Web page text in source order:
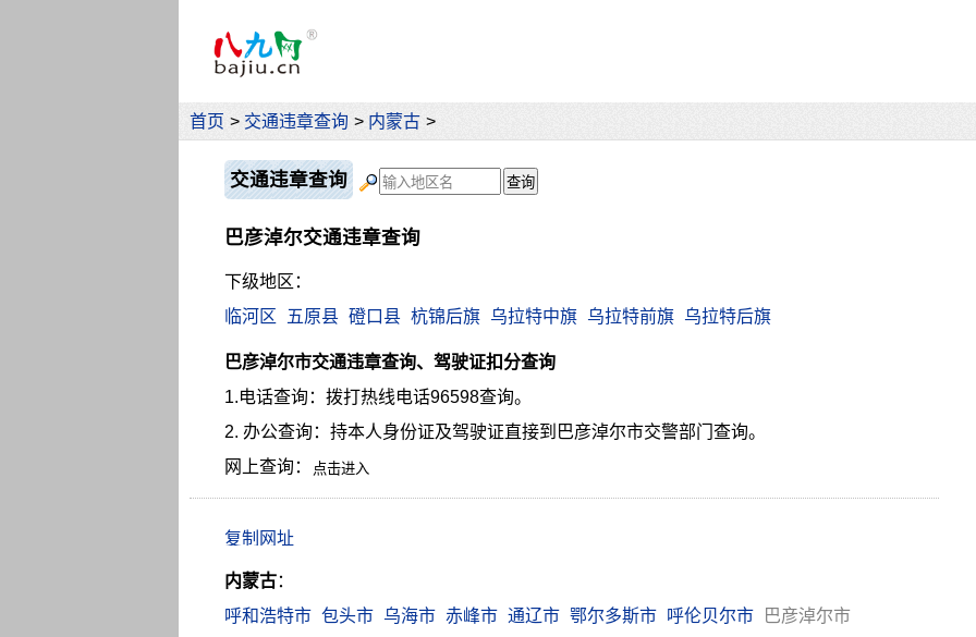
首页 > 交通违章查询 > 内蒙古 >
交通违章查询
巴彦淖尔交通违章查询
下级地区：
临河区
五原县 磴口县 杭锦后旗 乌拉特中旗 乌拉特前旗 乌拉特后旗
巴彦淖尔市交通违章查询、驾驶证扣分查询
1.电话查询：拨打热线电话96598查询。
2. 办公查询：持本人身份证及驾驶证直接到巴彦淖尔市交警部门查询。
网上查询：
内蒙古：
呼和浩特市 包头市 乌海市 赤峰市 通辽市 鄂尔多斯市 呼伦贝尔市
巴彦淖尔市